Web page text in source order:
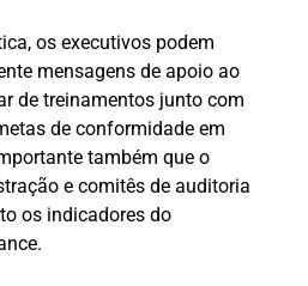
os executivos podem
mensagens de apoio ao
de treinamentos junto com
de conformidade em
também que o
e comitês de auditoria
os indicadores do